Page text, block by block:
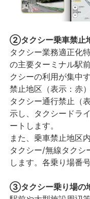
②タクシー乗車禁止
タクシー業務適正化
の主要ターミナル駅
クシーの利用が集中
禁止地区（表示：赤
タクシー通行禁止（
示し、タクシードラ
ートします。
また、乗車禁止地区
タクシー/無線タクシ
します。各乗り場番
③タクシー乗り場の